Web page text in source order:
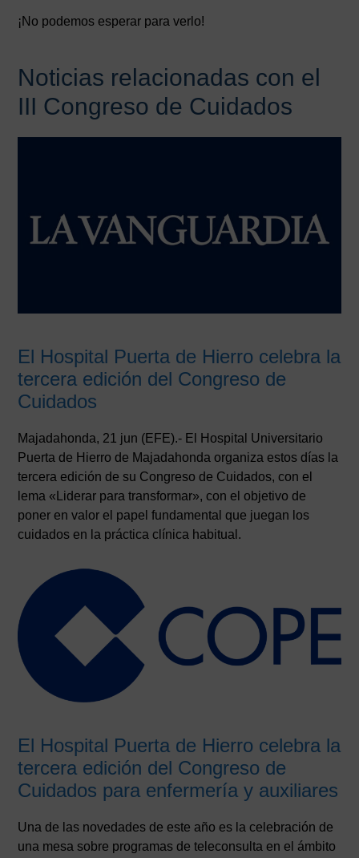
¡No podemos esperar para verlo!
Noticias relacionadas con el
III Congreso de Cuidados
El Hospital Puerta de Hierro celebra la
tercera edición del Congreso de
Cuidados
Majadahonda, 21 jun (EFE).- El Hospital Universitario
Puerta de Hierro de Majadahonda organiza estos días la
tercera edición de su Congreso de Cuidados, con el
lema «Liderar para transformar», con el objetivo de
poner en valor el papel fundamental que juegan los
cuidados en la práctica clínica habitual.
El Hospital Puerta de Hierro celebra la
tercera edición del Congreso de
Cuidados para enfermería y auxiliares
Una de las novedades de este año es la celebración de
una mesa sobre programas de teleconsulta en el ámbito